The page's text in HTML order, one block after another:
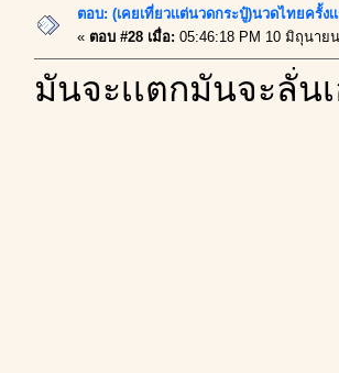
ตอบ: (เคยเที่ยวเเต่นวดกระปู๋)นวดไทยครั้ง
« ตอบ #28 เมื่อ: 05:46:18 PM 10 มิถุนาย
มันจะเเตกมันจะลั่